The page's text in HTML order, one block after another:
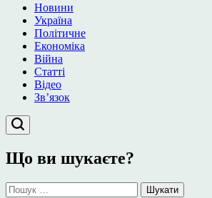
Новини
Україна
Політичне
Економіка
Війна
Статті
Відео
Зв’язок
Що ви шукаєте?
Пошук: